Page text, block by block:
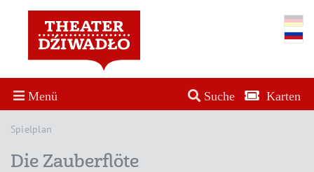
Menü Suche Karten
Spielplan
Die Zauberflöte